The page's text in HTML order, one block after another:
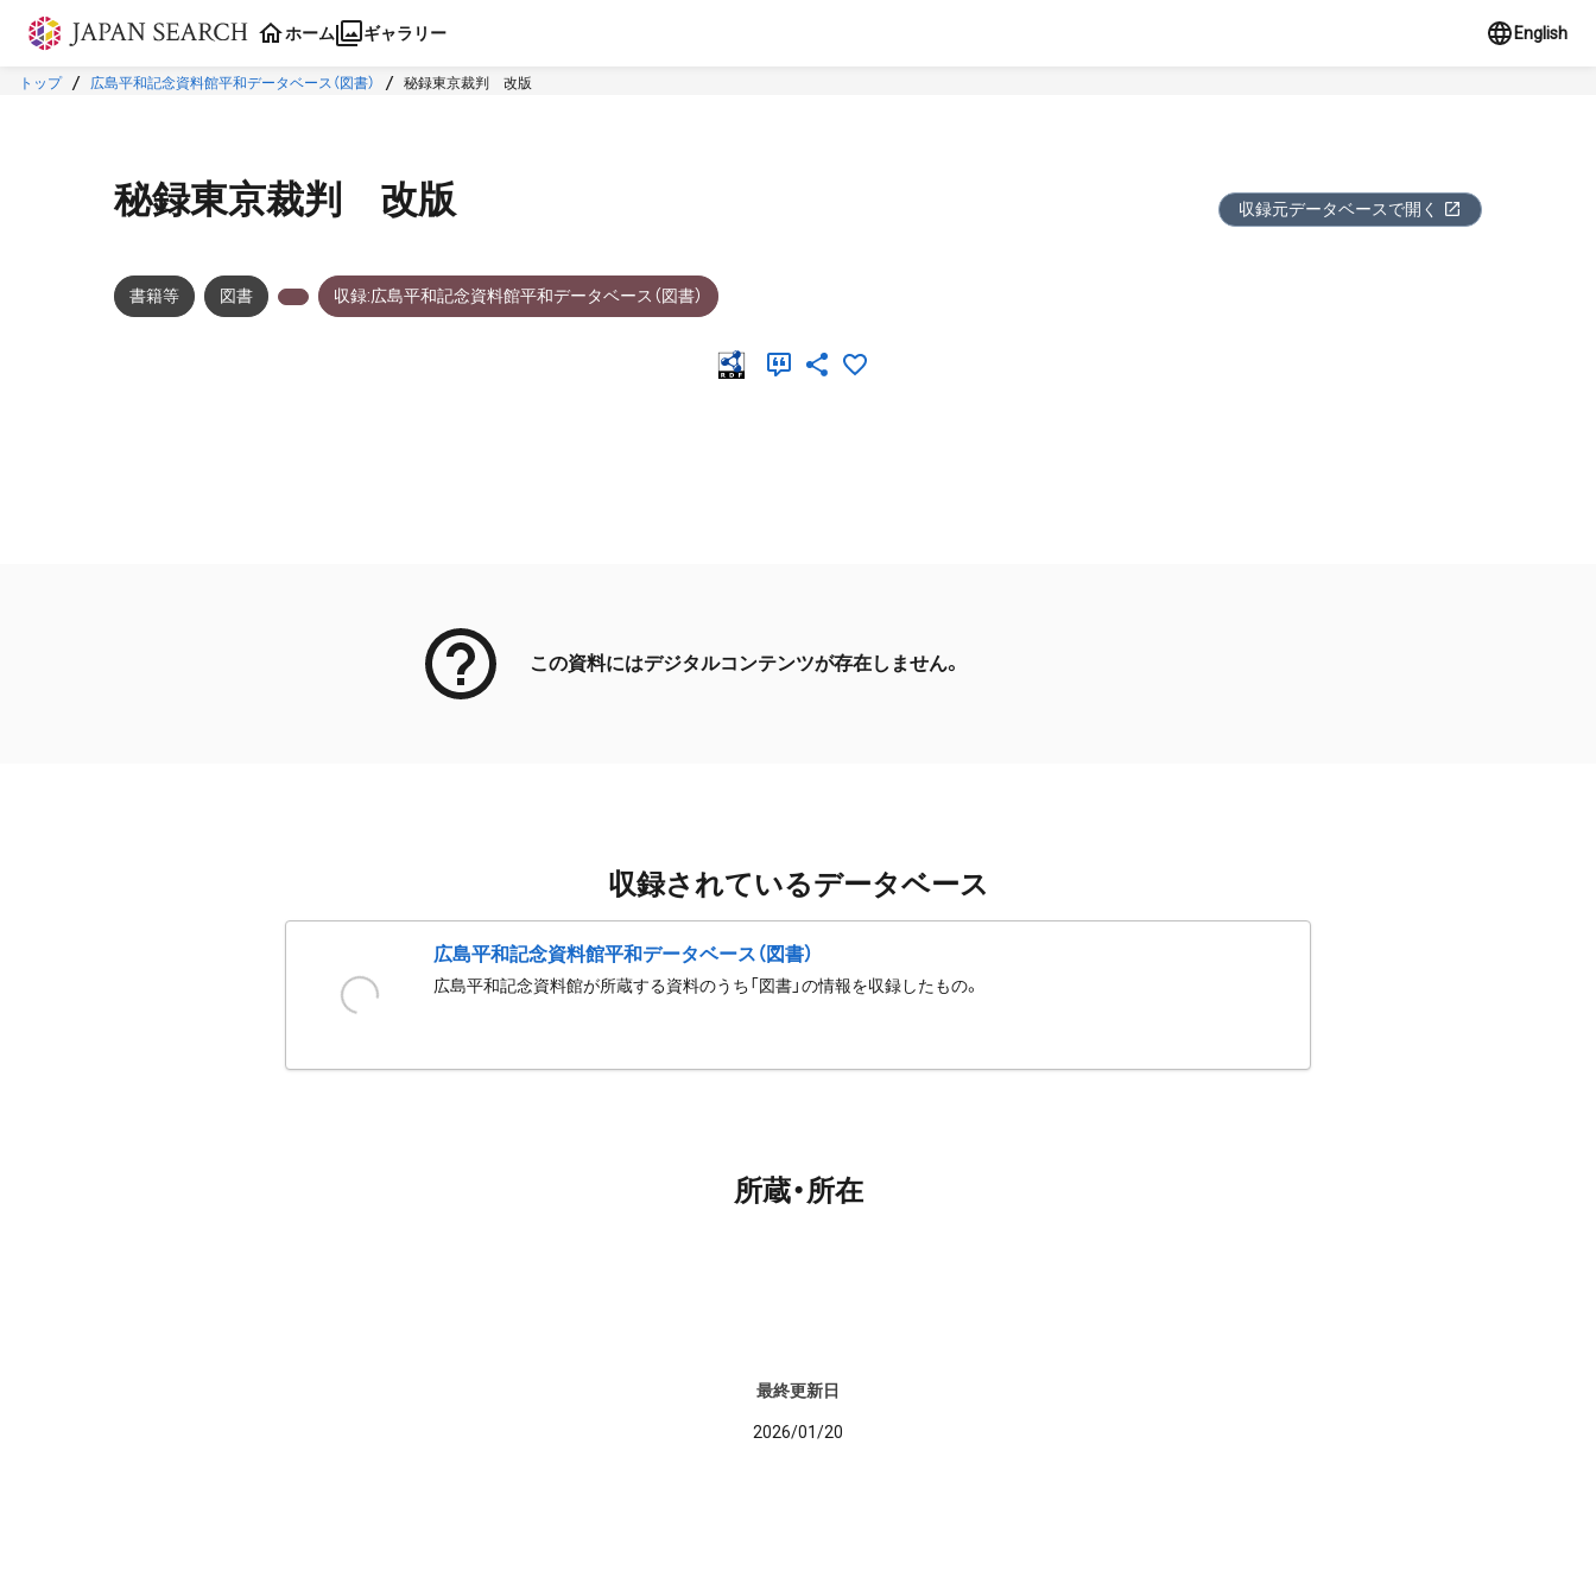
本文に飛ぶ
ホーム ギャラリー English
トップ 広島平和記念資料館平和データベース（図書） 秘録東京裁判 改版
秘録東京裁判 改版 収録元データベースで開く
書籍等 図書 収録:広島平和記念資料館平和データベース（図書）
この資料にはデジタルコンテンツが存在しません。
収録されているデータベース
広島平和記念資料館平和データベース（図書）
広島平和記念資料館が所蔵する資料のうち「図書」の情報を収録したもの。
所蔵・所在
最終更新日
2026/01/20